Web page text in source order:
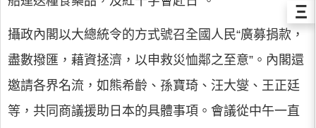
攝政內閣以大總統令的方式號召全國人民“廣募捐款，
盡數撥匯，藉資拯濟，以申救災恤鄰之至意”。內閣還
邀請各界名流，如熊希齡、孫寶琦、汪大燮、王正廷
等，共同商議援助日本的具體事項。會議從中午一直
Ξ